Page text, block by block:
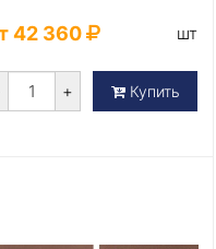
42 360 шт
+ Купить